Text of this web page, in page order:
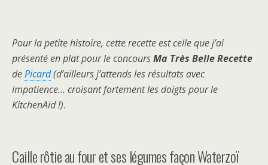
Pour la petite histoire, cette recette est celle que j’ai
présenté en plat pour le concoursMa Très Belle Recette
dePicard(d’ailleurs j’attends les résultats avec
impatience… croisant fortement les doigts pour le
KitchenAid !).
Caille rôtie au four et ses légumes façon Waterzoï